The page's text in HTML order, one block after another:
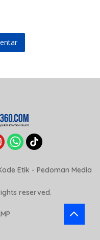
Etik - Pedoman Media
reserved.